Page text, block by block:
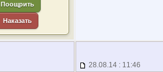
Поощрить
Наказать
28.08.14 : 11:46